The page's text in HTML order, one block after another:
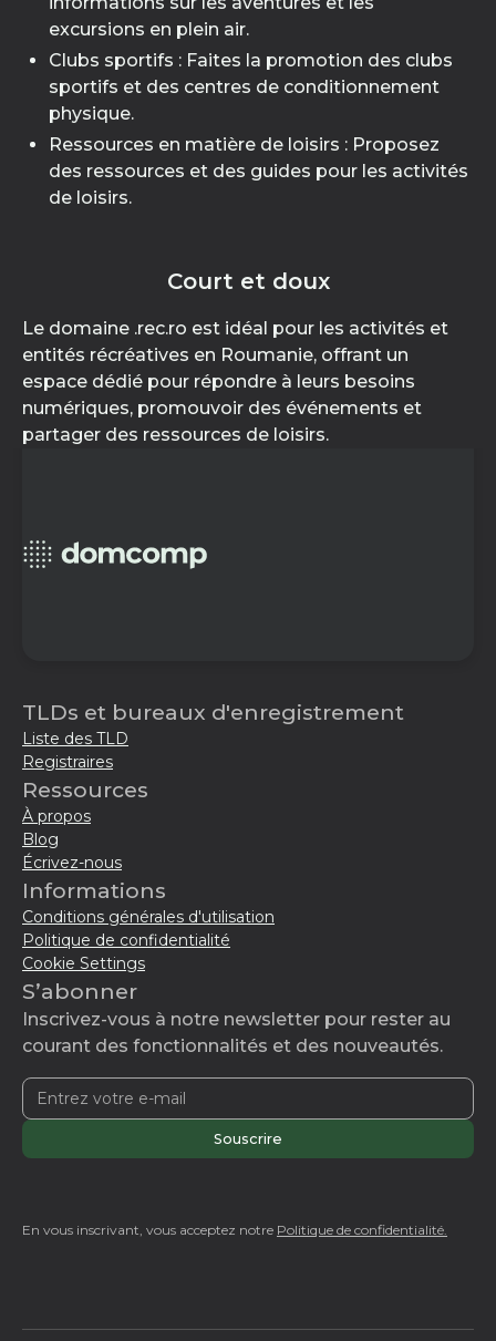
excursions en plein air.
Clubs sportifs : Faites la promotion des clubs
sportifs et des centres de conditionnement
physique.
Ressources en matière de loisirs : Proposez
des ressources et des guides pour les activités
de loisirs.
Court et doux
Le domaine .rec.ro est idéal pour les activités et
entités récréatives en Roumanie, offrant un
espace dédié pour répondre à leurs besoins
numériques, promouvoir des événements et
partager des ressources de loisirs.
TLDs et bureaux d'enregistrement
Liste des TLD
Registraires
Ressources
À propos
Blog
Écrivez-nous
Informations
Conditions générales d'utilisation
Politique de confidentialité
Cookie Settings
S’abonner
Inscrivez-vous à notre newsletter pour rester au
courant des fonctionnalités et des nouveautés.
En vous inscrivant, vous acceptez notre Politique de confidentialité.